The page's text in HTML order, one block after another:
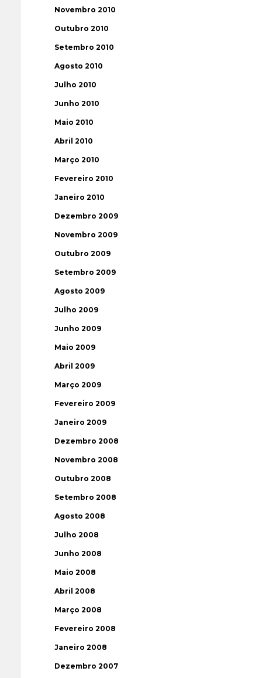
Novembro 2010
Outubro 2010
Setembro 2010
Agosto 2010
Julho 2010
Junho 2010
Maio 2010
Abril 2010
Março 2010
Fevereiro 2010
Janeiro 2010
Dezembro 2009
Novembro 2009
Outubro 2009
Setembro 2009
Agosto 2009
Julho 2009
Junho 2009
Maio 2009
Abril 2009
Março 2009
Fevereiro 2009
Janeiro 2009
Dezembro 2008
Novembro 2008
Outubro 2008
Setembro 2008
Agosto 2008
Julho 2008
Junho 2008
Maio 2008
Abril 2008
Março 2008
Fevereiro 2008
Janeiro 2008
Dezembro 2007